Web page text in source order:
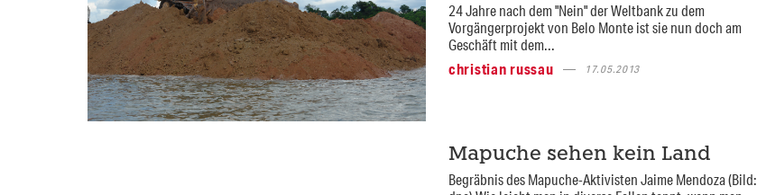
24 Jahre nach dem "Nein" der Weltbank zu dem
Vorgängerprojekt von Belo Monte ist sie nun doch am
Geschäft mit dem...
christian russau
17.05.2013
Mapuche sehen kein Land
Begräbnis des Mapuche-Aktivisten Jaime Mendoza (Bild: